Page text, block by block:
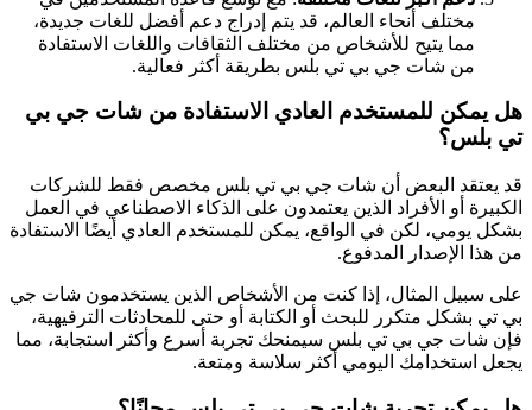
مختلف أنحاء العالم، قد يتم إدراج دعم أفضل للغات جديدة،
مما يتيح للأشخاص من مختلف الثقافات واللغات الاستفادة
من شات جي بي تي بلس بطريقة أكثر فعالية.
هل يمكن للمستخدم العادي الاستفادة من شات جي بي
تي بلس؟
قد يعتقد البعض أن شات جي بي تي بلس مخصص فقط للشركات
الكبيرة أو الأفراد الذين يعتمدون على الذكاء الاصطناعي في العمل
بشكل يومي، لكن في الواقع، يمكن للمستخدم العادي أيضًا الاستفادة
من هذا الإصدار المدفوع.
على سبيل المثال، إذا كنت من الأشخاص الذين يستخدمون شات جي
بي تي بشكل متكرر للبحث أو الكتابة أو حتى للمحادثات الترفيهية،
فإن شات جي بي تي بلس سيمنحك تجربة أسرع وأكثر استجابة، مما
يجعل استخدامك اليومي أكثر سلاسة ومتعة.